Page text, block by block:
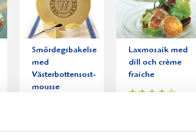
Smördegsbakelse
med
Västerbottensost-
mousse
Laxmosaik med
dill och crème
fraiche